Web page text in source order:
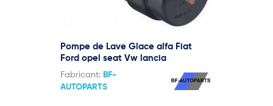
Pompe de Lave Glace alfa Fiat
Ford opel seat Vw lancia
Fabricant: BF-
AUTOPARTS